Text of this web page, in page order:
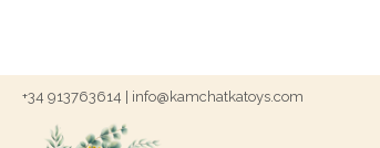
+34 913763614 | info@kamchatkatoys.com